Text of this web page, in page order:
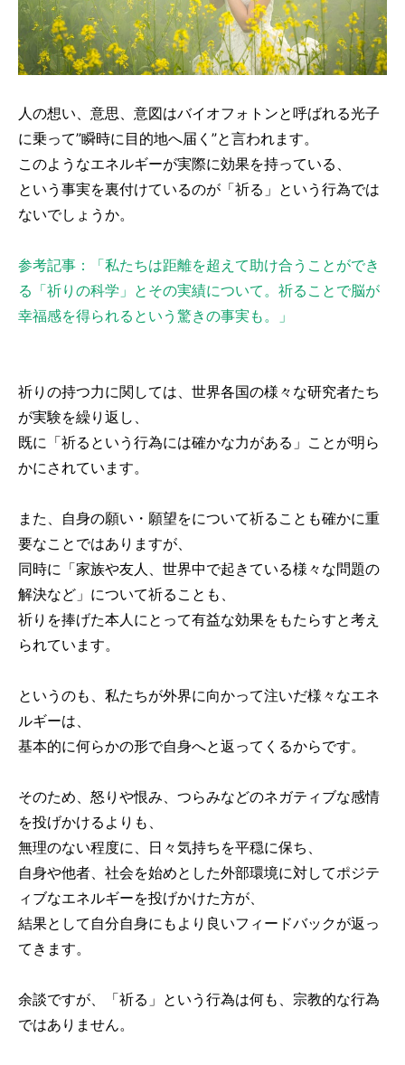
人の想い、意思、意図はバイオフォトンと呼ばれる光子
に乗って”瞬時に目的地へ届く”と言われます。
このようなエネルギーが実際に効果を持っている、
という事実を裏付けているのが「祈る」という行為では
ないでしょうか。
参考記事：「私たちは距離を超えて助け合うことができ
る「祈りの科学」とその実績について。祈ることで脳が
幸福感を得られるという驚きの事実も。」
祈りの持つ力に関しては、世界各国の様々な研究者たち
が実験を繰り返し、
既に「祈るという行為には確かな力がある」ことが明ら
かにされています。
また、自身の願い・願望をについて祈ることも確かに重
要なことではありますが、
同時に「家族や友人、世界中で起きている様々な問題の
解決など」について祈ることも、
祈りを捧げた本人にとって有益な効果をもたらすと考え
られています。
というのも、私たちが外界に向かって注いだ様々なエネ
ルギーは、
基本的に何らかの形で自身へと返ってくるからです。
そのため、怒りや恨み、つらみなどのネガティブな感情
を投げかけるよりも、
無理のない程度に、日々気持ちを平穏に保ち、
自身や他者、社会を始めとした外部環境に対してポジテ
ィブなエネルギーを投げかけた方が、
結果として自分自身にもより良いフィードバックが返っ
てきます。
余談ですが、「祈る」という行為は何も、宗教的な行為
ではありません。